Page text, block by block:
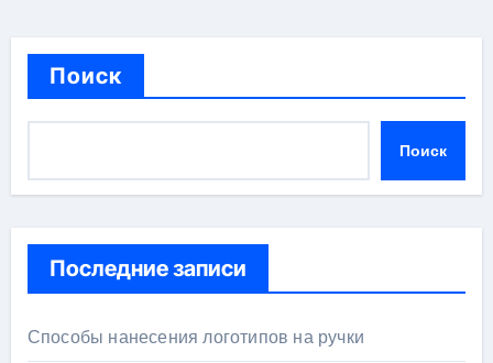
Поиск
Поиск
Последние записи
Способы нанесения логотипов на ручки